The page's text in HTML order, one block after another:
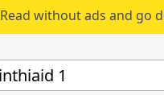
Read without ads and go